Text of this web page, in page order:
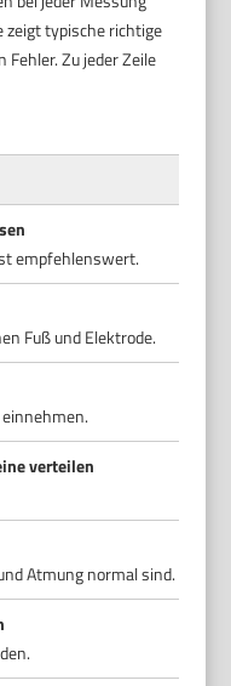
zeigt typische richtige
Zu jeder Zeile
empfehlenswert.
Fuß und Elektrode.
verteilen
Atmung normal sind.